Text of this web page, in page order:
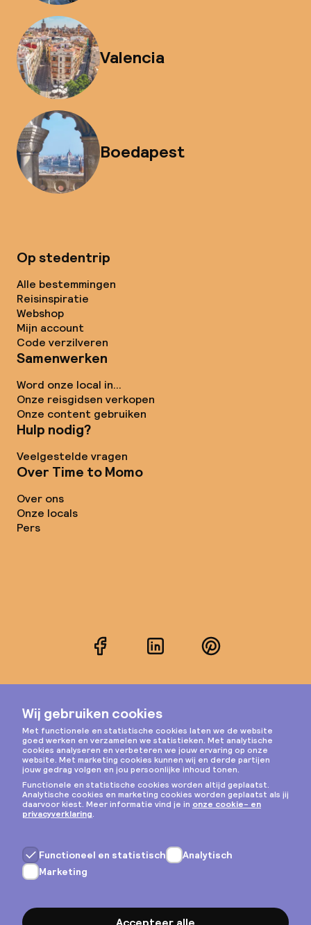
Valencia
Boedapest
Op stedentrip
Alle bestemmingen
Reisinspiratie
Webshop
Mijn account
Code verzilveren
Samenwerken
Word onze local in...
Onze reisgidsen verkopen
Onze content gebruiken
Hulp nodig?
Veelgestelde vragen
Over Time to Momo
Over ons
Onze locals
Pers
FacebookLinkedInPinterest
Instagram
Privacy & cookies
Algemene voorwaarden